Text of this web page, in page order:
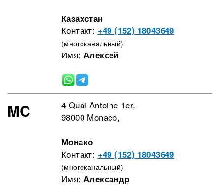
Казахстан
Контакт: +49 (152) 18043649
(многоканальный)
Имя: Алексей
MC
4 Quai Antoine 1er,
98000 Monaco,
Монако
Контакт: +49 (152) 18043649
(многоканальный)
Имя: Александр